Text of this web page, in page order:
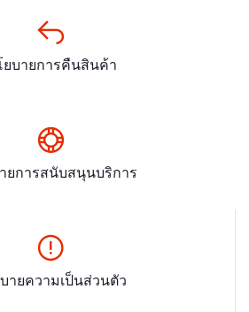
ยบายการคืนสินค้า
ยการสนับสนุนบริการ
ายความเป็นส่วนตัว